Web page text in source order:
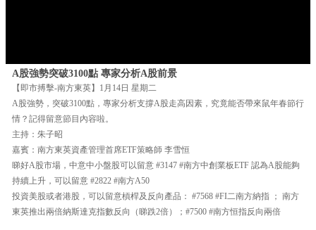
A股強勢突破3100點 專家分析A股前景
【即市搏擊-南方東英】1月14日 星期二
A股強勢，突破3100點，專家分析支撐A股走高因素，究竟能否帶來鼠年春節行
情？記得留意節目內容啦。
主持：朱子昭
嘉賓：南方東英資產管理首席ETF策略師 李雪恒
睇好A股市場，中意中小盤股可以留意 #3147 #南方中創業板ETF 認為A股能夠
持續上升，可以留意 #2822 #南方A50
投資美股或者港股，可以留意槓桿及反向產品： #7568 #FI二南方納指 ； 南方
東英推出兩倍納斯達克指數反向（睇跌2倍）；#7500 #南方恒指反向兩倍